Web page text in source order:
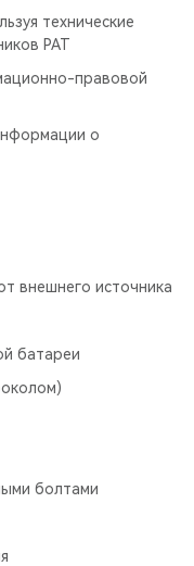
технические
РАТ
правовой
о
внешнего источника
батареи
болтами